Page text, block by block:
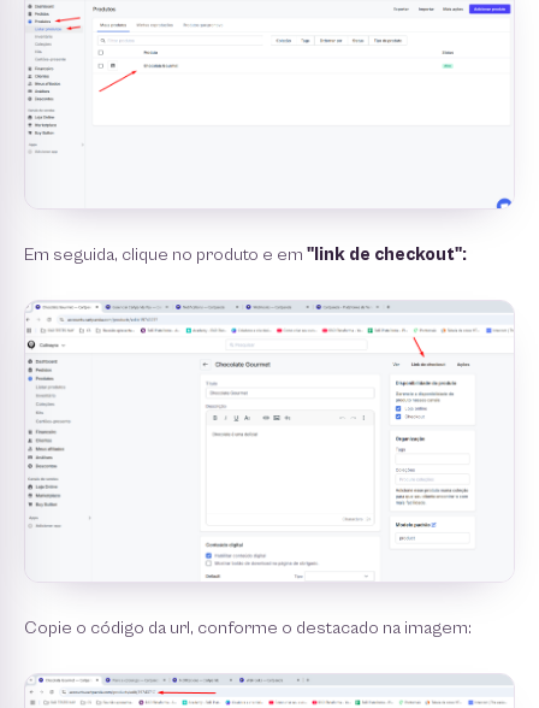
Em seguida, clique no produto e em "link de checkout":
Copie o código da url, conforme o destacado na imagem: